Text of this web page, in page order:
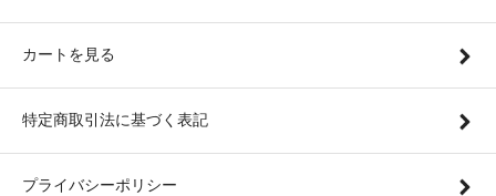
カートを見る
特定商取引法に基づく表記
プライバシーポリシー